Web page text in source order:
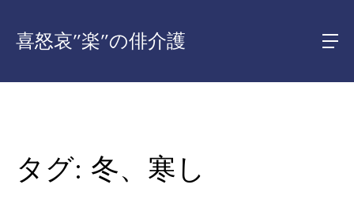
喜怒哀”楽”の俳介護
タグ: 冬、寒し